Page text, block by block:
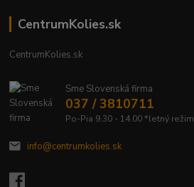
CentrumKolies.sk
CentrumKolies.sk
Sme Slovenská firma
037 / 3810711
Po-Pia 9.30 - 14.00 *letný režim
info@centrumkolies.sk